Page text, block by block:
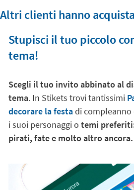
Altri clienti hanno
Stupisci il tuo piccolo
tema!
Scegli il tuo invito abbinato al
tema. In Stikets trovi tantissimi
decorare la festadi
i suoi personaggi o temi
pirati, fate e molto altro ancora.